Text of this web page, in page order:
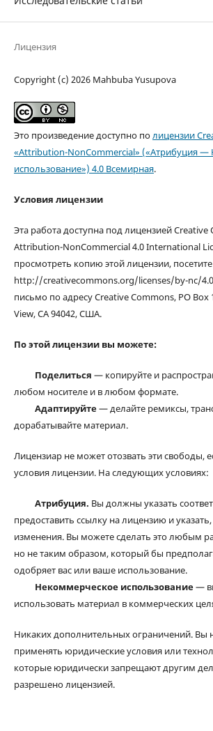
Лицензия
Copyright (c) 2026 Mahbuba Yusupova
Это произведение доступно полицензии
«Attribution-NonCommercial» («Атрибуция —
использование») 4.0 Всемирная.
Условия лицензии
Эта работа доступна под лицензией Creative
Attribution-NonCommercial 4.0 International
просмотреть копию этой лицензии, посетите
http://creativecommons.org/licenses/by-nc/
письмо по адресу Creative Commons, PO Box
View, CA 94042, США.
По этой лицензии вы можете:
Поделиться — копируйте и
любом носителе и в любом формате.
Адаптируйте— делайте ремиксы,
дорабатывайте материал.
Лицензиар не может отозвать эти свободы,
условия лицензии. На следующих условиях:
Атрибуция. Вы должны указать
предоставить ссылку на лицензию и
изменения. Вы можете сделать это любым
но не таким образом, который бы
одобряет вас или ваше использование.
Некоммерческое использование—
использовать материал в коммерческих
Никаких дополнительных ограничений. Вы
применять юридические условия или
которые юридически запрещают другим
разрешено лицензией.